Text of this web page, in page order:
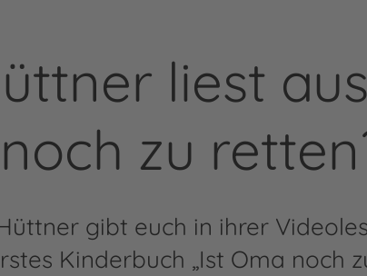
liest
noch zu
gibt euch in ihrer
Kinderbuch „Ist Oma noch